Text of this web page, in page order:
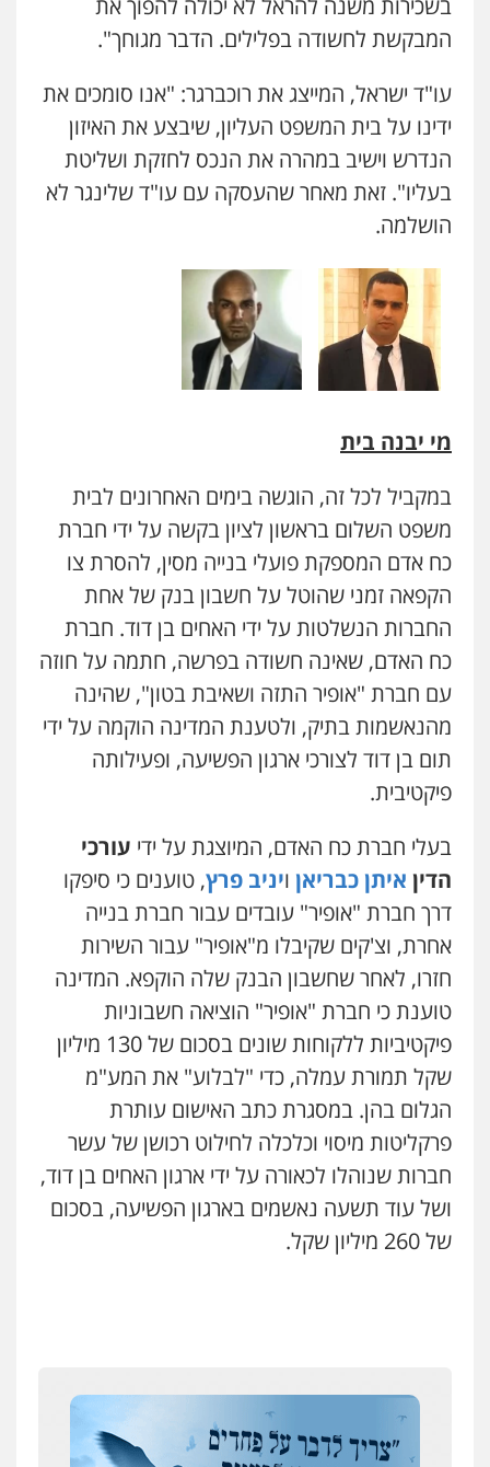
המבקשת לחשודה בפלילים. הדבר מגוחך".
עו"ד ישראל, המייצג את רוכברגר: "אנו סומכים את
ידינו על בית המשפט העליון, שיבצע את האיזון
הנדרש וישיב במהרה את הנכס לחזקת ושליטת
בעליו". זאת מאחר שהעסקה עם עו"ד שלינגר לא
הושלמה.
מי יבנה בית
במקביל לכל זה, הוגשה בימים האחרונים לבית
משפט השלום בראשון לציון בקשה על ידי חברת
כח אדם המספקת פועלי בנייה מסין, להסרת צו
הקפאה זמני שהוטל על חשבון בנק של אחת
החברות הנשלטות על ידי האחים בן דוד. חברת
כח האדם, שאינה חשודה בפרשה, חתמה על חוזה
עם חברת "אופיר התזה ושאיבת בטון", שהינה
מהנאשמות בתיק, ולטענת המדינה הוקמה על ידי
תום בן דוד לצורכי ארגון הפשיעה, ופעילותה
פיקטיבית.
בעלי חברת כח האדם, המיוצגת על ידי עורכי
הדין איתן כבריאן ויניב פרץ, טוענים כי סיפקו
דרך חברת "אופיר" עובדים עבור חברת בנייה
אחרת, וצ'קים שקיבלו מ"אופיר" עבור השירות
חזרו, לאחר שחשבון הבנק שלה הוקפא. המדינה
טוענת כי חברת "אופיר" הוציאה חשבוניות
פיקטיביות ללקוחות שונים בסכום של 130 מיליון
שקל תמורת עמלה, כדי "לבלוע" את המע"מ
הגלום בהן. במסגרת כתב האישום עותרת
פרקליטות מיסוי וכלכלה לחילוט רכושן של עשר
חברות שנוהלו לכאורה על ידי ארגון האחים בן דוד,
ושל עוד תשעה נאשמים בארגון הפשיעה, בסכום
של 260 מיליון שקל.
ניר קידר – צלם
צילום עורכי דין שירותים מקצועיים לעורכי
דין
0504578527
רונן הלל – מוניטין
מחיקת כתבות מגוגל ודחיקת אזכורים
שליליים
שירותים מקצועיים לעורכי דין
0522508109
אחסון אתרים
מרכז התחלה חדשה
אסירים עבירות מין שירותים מקצועיים
לעורכי דין
0544500346
מאיה בלום, עו"ס, טיפול ושיקום
טיפול בהתמכרויות שירותים מקצועיים
לעורכי דין
0504062539
עו"ד ד"ר אבי שקד
עבירות כלכליות הלבנת הון חילוטים
עבירות פליליות
0544385337
ניר קידר – צלם
צילום עורכי דין שירותים מקצועיים לעורכי
דין
תושב סכנין חשוד ששלח הודעות מאיימות לעורך דין
מקומי
אבי שקד מונה